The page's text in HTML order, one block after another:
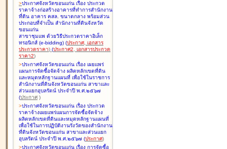
>ประกาศจังหวัดขอนแก่น เรื่อง ประกวด
ราคาจ้างก่อสร้างอาคารที่ทำการสำนักงาน
ที่ดิน อาคาร คสล. ขนาดกลาง พร้อมส่วน
ประกอบที่จำเป็น สำนักงานที่ดินจังหวัด
ขอนแก่น
สาขาชุมแพ ด้วยวิธีประกวดราคาอิเล็ก
ทรอนิกส์ (e-bidding) (ประกาศ, เอกสาร
ประกวดราคา) (ประกาศ2, เอกสารประกวด
ราคา2)
>ประกาศจังหวัดขอนแก่น เรื่อง เผยแพร่
แผนการจัดซื้อจัดจ้าง ผลิตหลักเขตที่ดิน
และหมุดหลักฐานแผนที่ เพื่อใช้ในราชการ
สำนักงานที่ดินจังหวัดขอนแก่น สาขาและ
ส่วนแยกอุบลรัตน์ ประจำปี พ.ศ.๒๕๖๗
(ประกาศ )
>ประกาศจังหวัดขอนแก่น เรื่อง ประกวด
ราคาจ้างเผยแพร่แผนการจัดซื้อจัดจ้าง
ผลิตหลักเขตที่ดินและหมุดหลักฐานแผนที่
เพื่อใช้ในการปฏิบัติงานรังวัดของสำนักงาน
ที่ดินจังหวัดขอนแก่น สาขาและส่วนแยก
อุบลรัตน์ ประจำปี พ.ศ.๒๕๖๗ (ประกาศ)
>ประกาศจังหวัดขอนแก่น เรื่อง การจัดซื้อ